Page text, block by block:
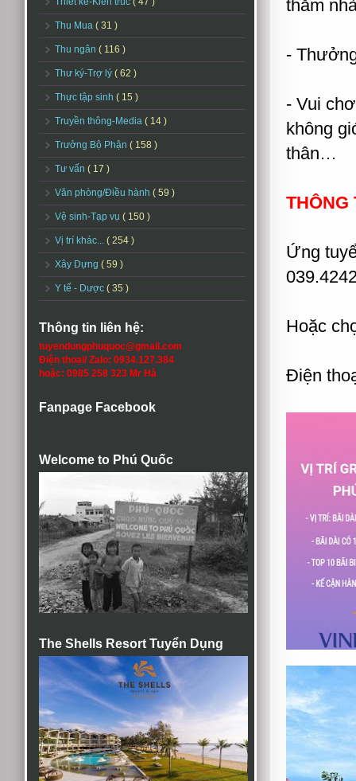
Thu Mua ( 31 )
Thu ngân ( 116 )
Thư ký-Trợ lý ( 62 )
Thực tập sinh ( 15 )
Truyền thông-Media ( 14 )
Trưởng Bộ Phận ( 158 )
Tư vấn ( 17 )
Văn phòng/Điều hành ( 59 )
Vệ sinh-Tạp vụ ( 150 )
Vị trí khác... ( 254 )
Xây Dựng ( 59 )
Y tế - Dược ( 35 )
Thông tin liên hệ:
tuyendungphuquoc@gmail.com
Điện thoại/ Zalo: 0934.127.384
hoặc: 0985 258 323 Mr Hà
Fanpage Facebook
Welcome to Phú Quốc
The Shells Resort Tuyển Dụng
thăm
-
- Vui
không
thân…
THÔNG
Ứng
Hoặc
Điện